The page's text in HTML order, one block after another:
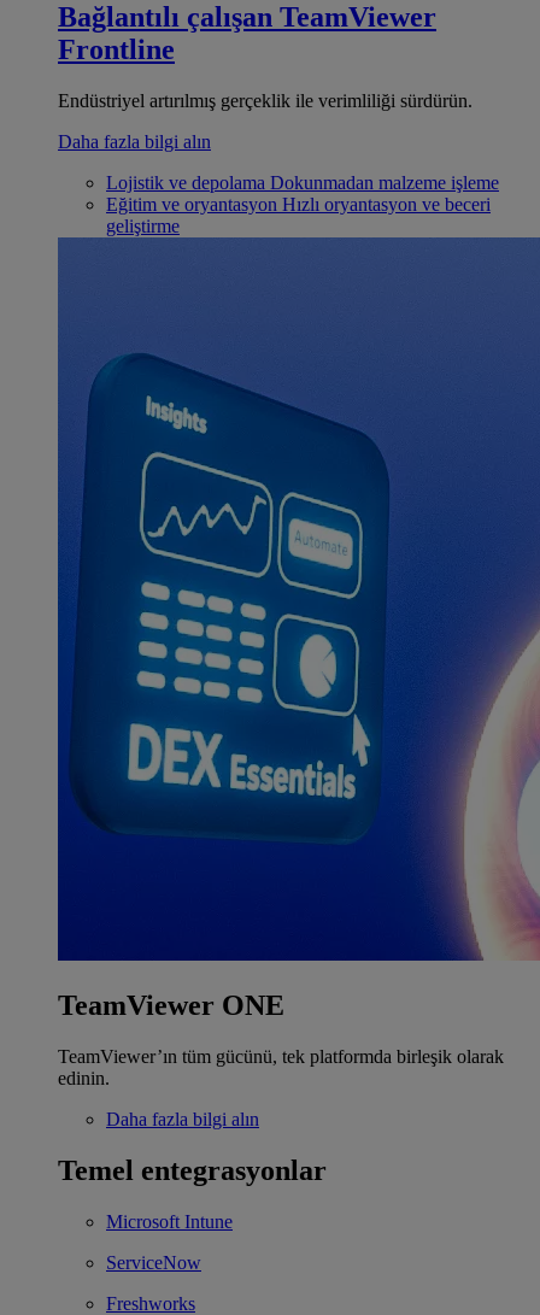
Bağlantılı çalışan TeamViewer
Frontline
Endüstriyel artırılmış gerçeklik ile verimliliği sürdürün.
Daha fazla bilgi alın
Lojistik ve depolama Dokunmadan malzeme işleme
Eğitim ve oryantasyon Hızlı oryantasyon ve beceri
geliştirme
TeamViewer ONE
TeamViewer’ın tüm gücünü, tek platformda birleşik olarak
edinin.
Daha fazla bilgi alın
Temel entegrasyonlar
Microsoft Intune
ServiceNow
Freshworks